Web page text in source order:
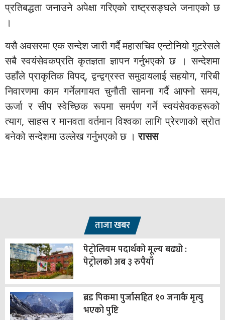
प्रतिबद्धता जनाउने अपेक्षा गरिएको राष्ट्रसङ्घले जनाएको छ
।
यसै अवसरमा एक सन्देश जारी गर्दै महासचिव एन्टोनियो गुटरेसले
सबै स्वयंसेवकप्रति कृतज्ञता ज्ञापन गर्नुभएको छ । सन्देशमा
उहाँले प्राकृतिक विपद्, द्वन्द्वग्रस्त समुदायलाई सहयोग, गरिबी
निवारणमा काम गर्नेलगायत चुनौती सामना गर्दै आफ्नो समय,
ऊर्जा र सीप स्वेच्छिक रूपमा समर्पण गर्ने स्वयंसेवकहरूको
त्याग, साहस र मानवता वर्तमान विश्वका लागि प्रेरणाको स्रोत
बनेको सन्देशमा उल्लेख गर्नुभएको छ ।रासस
ताजा खबर
पेट्रोलियम पदार्थको मूल्य बढ्यो :
पेट्रोलको अब ३ रुपैयाँ
ब्रड पिकमा पुर्जासहित १० जनाकै मृत्यु
भएको पुष्टि